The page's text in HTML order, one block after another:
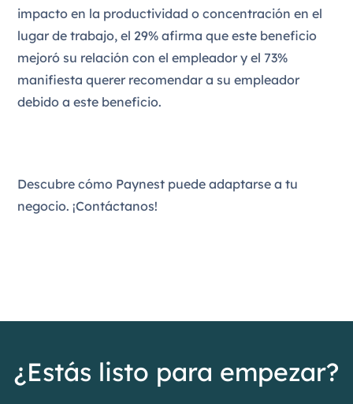
impacto en la productividad o concentración en el
lugar de trabajo, el 29% afirma que este beneficio
mejoró su relación con el empleador y el 73%
manifiesta querer recomendar a su empleador
debido a este beneficio.
Descubre cómo Paynest puede adaptarse a tu
negocio. ¡Contáctanos!
¿Estás listo para empezar?